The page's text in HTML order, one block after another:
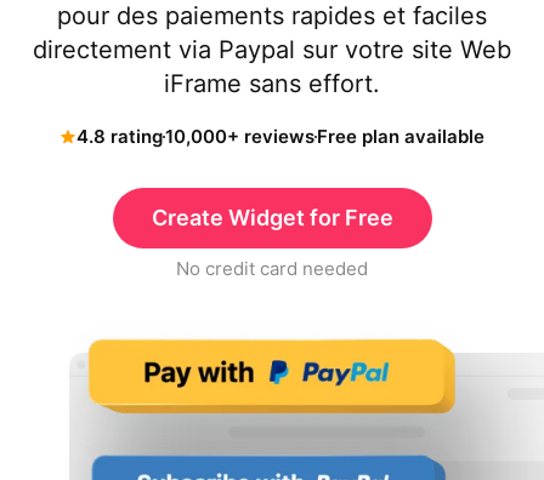
pour des paiements rapides et faciles
directement via Paypal sur votre site Web
iFrame sans effort.
4.8 rating10,000+ reviewsFree plan available
Create Widget for Free
No credit card needed